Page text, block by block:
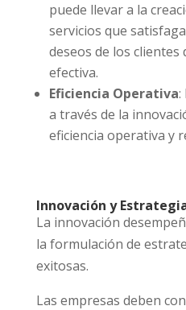
puede llevar a la
servicios que
deseos de los clientes
efectiva.
Eficiencia Operativa:
a través de la
eficiencia operativa y
Innovación y
La innovación
la formulación de
exitosas.
Las empresas deben